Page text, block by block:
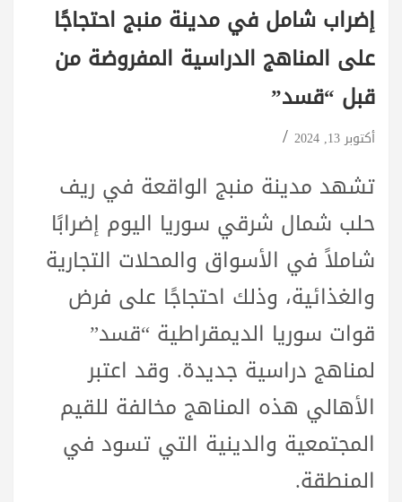
إضراب شامل في مدينة منبج احتجاجًا
على المناهج الدراسية المفروضة من
قبل “قسد”
أكتوبر 13, 2024
تشهد مدينة منبج الواقعة في ريف
حلب شمال شرقي سوريا اليوم إضرابًا
شاملاً في الأسواق والمحلات التجارية
والغذائية، وذلك احتجاجًا على فرض
قوات سوريا الديمقراطية “قسد”
لمناهج دراسية جديدة. وقد اعتبر
الأهالي هذه المناهج مخالفة للقيم
المجتمعية والدينية التي تسود في
المنطقة.